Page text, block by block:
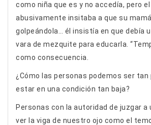
como niña que es y no accedía, pero
abusivamente insitaba a que su
golpeándola… él insistía en que debía
vara de mezquite para educarla.
como consecuencia.
¿Cómo las personas podemos ser tan
estar en una condición tan baja?
Personas con la autoridad de juzgar a
ver la viga de nuestro ojo como el